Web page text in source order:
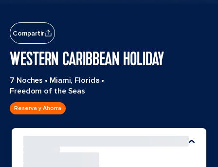
Compartir
WESTERN CARIBBEAN HOLIDAY
7 Noches • Miami, Florida •
Freedom of the Seas
Reserva y Ahorra